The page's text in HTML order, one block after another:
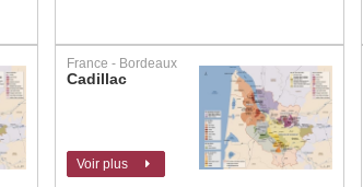
France - Bordeaux
Cadillac
Voir plus